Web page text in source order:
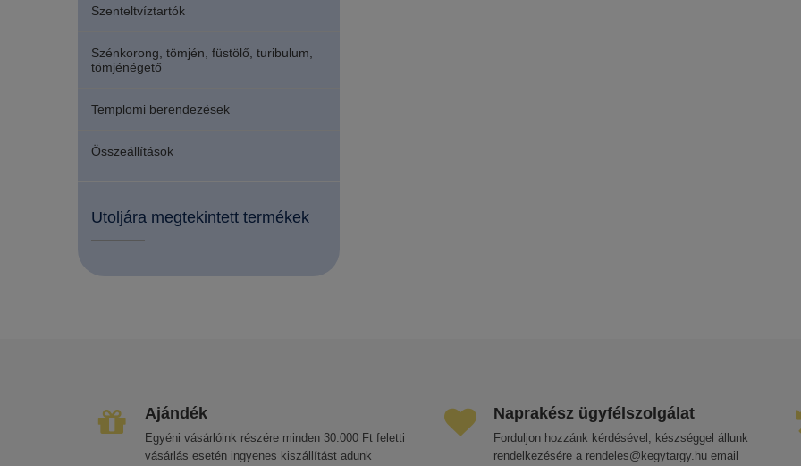
Szenteltvíztartók
Szénkorong, tömjén, füstölő, turibulum,
tömjénégető
Templomi berendezések
Összeállítások
Utoljára megtekintett termékek
Ajándék
Egyéni vásárlóink részére minden 30.000 Ft feletti
vásárlás esetén ingyenes kiszállítást adunk
Naprakész ügyfélszolgálat
Forduljon hozzánk kérdésével, készséggel állunk
rendelkezésére a rendeles@kegytargy.hu email